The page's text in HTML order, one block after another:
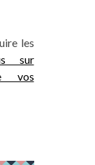
les
sur
vos